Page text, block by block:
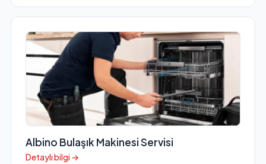
Albino Bulaşık Makinesi Servisi
Detaylı bilgi →